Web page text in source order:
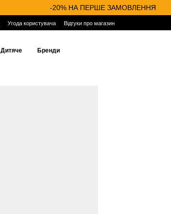
-20% НА ПЕРШЕ ЗАМОВЛЕННЯ
Угода користувача Відгуки про магазин
Дитяче Бренди